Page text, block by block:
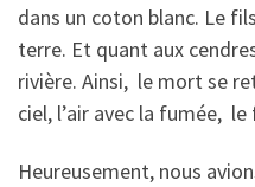
dans un coton blanc. Le
terre. Et quant aux
rivière. Ainsi, le mort se
ciel, l’air avec la fumée, le
Heureusement, nous